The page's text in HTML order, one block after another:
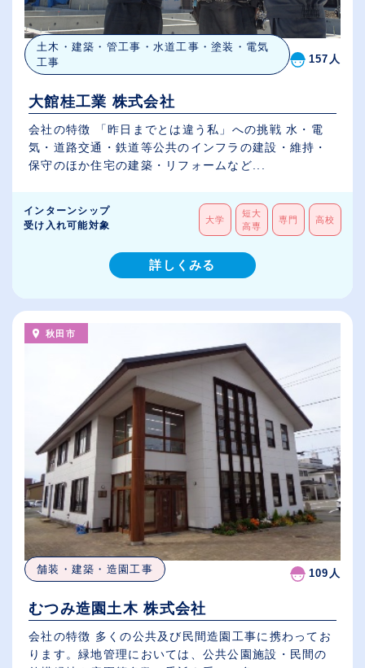
土木・建築・管工事・水道工事・塗装・電気
工事
157人
大館桂工業 株式会社
会社の特徴 「昨日までとは違う私」への挑戦 水・電
気・道路交通・鉄道等公共のインフラの建設・維持・
保守のほか住宅の建築・リフォームなど...
インターンシップ
受け入れ可能対象
大学
短大
高専
専門 高校
詳しくみる
秋田市
舗装・建築・造園工事 109人
むつみ造園土木 株式会社
会社の特徴 多くの公共及び民間造園工事に携わってお
ります。緑地管理においては、公共公園施設・民間の